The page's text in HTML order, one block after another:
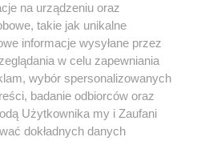
na urządzeniu oraz
takie jak unikalne
informacje wysyłane przez
w celu zapewniania
wybór spersonalizowanych
badanie odbiorców oraz
Użytkownika my i Zaufani
dokładnych danych